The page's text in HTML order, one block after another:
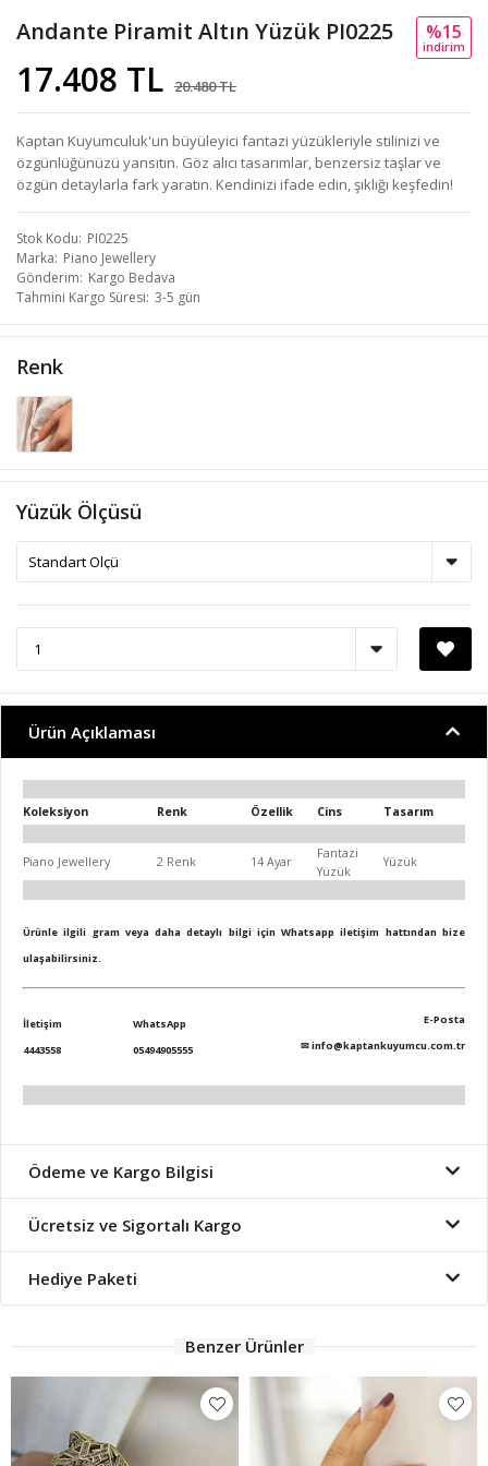
Andante Piramit Altın Yüzük PI0225
17.408 TL 20.480 TL
%15
i̇ndi̇ri̇m
Kaptan Kuyumculuk'un büyüleyici fantazi yüzükleriyle stilinizi ve
özgünlüğünüzü yansıtın. Göz alıcı tasarımlar, benzersiz taşlar ve
özgün detaylarla fark yaratın. Kendinizi ifade edin, şıklığı keşfedin!
Stok Kodu PI0225
Marka Piano Jewellery
Gönderim Kargo Bedava
Tahmini Kargo Süresi 3-5 gün
Renk
Yüzük Ölçüsü
Ürün Açıklaması
Koleksiyon Renk Özellik Cins Tasarım
Piano Jewellery 2 Renk 14 Ayar
Fantazi
Yüzük
Yüzük
Ürünle ilgili gram veya daha detaylı bilgi için Whatsapp iletişim hattından bize
ulaşabilirsiniz.
İletişim
4443558
WhatsApp
05494905555
E-Posta
✉info@kaptankuyumcu.com.tr
Ödeme ve Kargo Bilgisi
Ücretsiz ve Sigortalı Kargo
Hediye Paketi
Benzer Ürünler